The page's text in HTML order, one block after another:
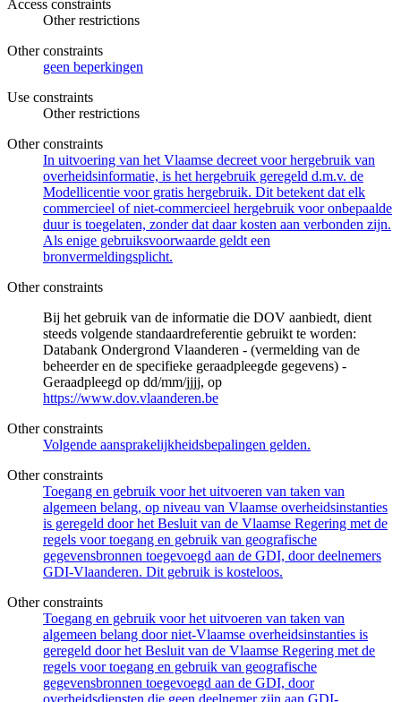
Access constraints
Other restrictions
Other constraints
geen beperkingen
Use constraints
Other restrictions
Other constraints
In uitvoering van het Vlaamse decreet voor hergebruik van
overheidsinformatie, is het hergebruik geregeld d.m.v. de
Modellicentie voor gratis hergebruik. Dit betekent dat elk
commercieel of niet-commercieel hergebruik voor onbepaalde
duur is toegelaten, zonder dat daar kosten aan verbonden zijn.
Als enige gebruiksvoorwaarde geldt een
bronvermeldingsplicht.
Other constraints
Bij het gebruik van de informatie die DOV aanbiedt, dient
steeds volgende standaardreferentie gebruikt te worden:
Databank Ondergrond Vlaanderen - (vermelding van de
beheerder en de specifieke geraadpleegde gegevens) -
Geraadpleegd op dd/mm/jjjj, op
https://www.dov.vlaanderen.be
Other constraints
Volgende aansprakelijkheidsbepalingen gelden.
Other constraints
Toegang en gebruik voor het uitvoeren van taken van
algemeen belang, op niveau van Vlaamse overheidsinstanties
is geregeld door het Besluit van de Vlaamse Regering met de
regels voor toegang en gebruik van geografische
gegevensbronnen toegevoegd aan de GDI, door deelnemers
GDI-Vlaanderen. Dit gebruik is kosteloos.
Other constraints
Toegang en gebruik voor het uitvoeren van taken van
algemeen belang door niet-Vlaamse overheidsinstanties is
geregeld door het Besluit van de Vlaamse Regering met de
regels voor toegang en gebruik van geografische
gegevensbronnen toegevoegd aan de GDI, door
overheidsdiensten die geen deelnemer zijn aan GDI-